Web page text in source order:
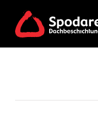
content